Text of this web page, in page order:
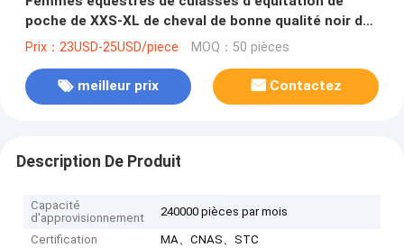
poche de XXS-XL de cheval de bonne qualité noir de
Buttton
Prix：23USD-25USD/piece MOQ：50 pièces
meilleur prix Contactez
Description De Produit
Capacité
d'approvisionnement
240000 pièces par mois
Certification
MA、CNAS、STC